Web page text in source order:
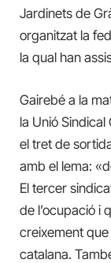
Jardinets de
organitzat la
la qual han
Gairebé a la
la Unió
el tret de
amb el lema:
El tercer
de l’ocupació i
creixement que
catalana.